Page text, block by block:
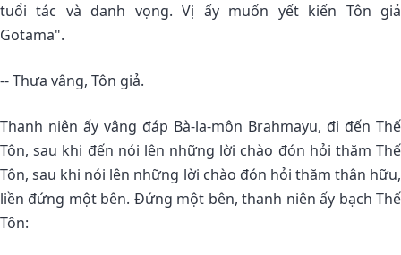
tuổi tác và danh vọng. Vị ấy muốn yết kiến Tôn giả
Gotama".
-- Thưa vâng, Tôn giả.
Thanh niên ấy vâng đáp Bà-la-môn Brahmayu, đi đến Thế
Tôn, sau khi đến nói lên những lời chào đón hỏi thăm Thế
Tôn, sau khi nói lên những lời chào đón hỏi thăm thân hữu,
liền đứng một bên. Ðứng một bên, thanh niên ấy bạch Thế
Tôn: